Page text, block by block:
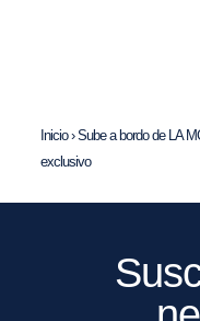
Inicio›Sube a bordo de LA
exclusivo